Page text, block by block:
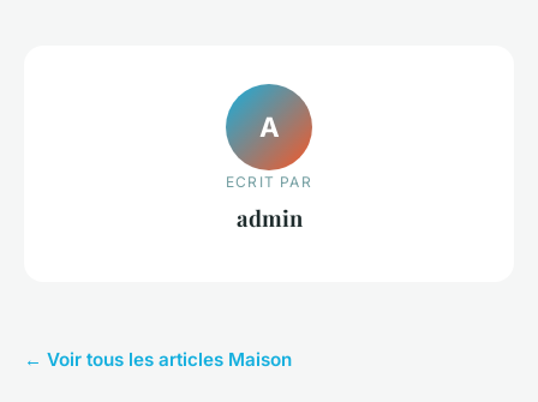
A
ECRIT PAR
admin
← Voir tous les articles Maison